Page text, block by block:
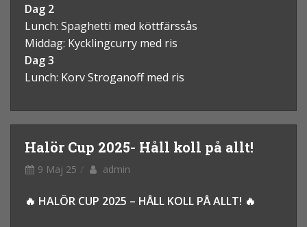
Dag 2
Lunch: Spaghetti med köttfärssås
Middag: Kycklingcurry med ris
Dag 3
Lunch: Korv Stroganoff med ris
Halör Cup 2025- Håll koll på allt!
9 Maj 25 admin
🔥 HALÖR CUP 2025 – HÅLL KOLL PÅALLT! 🔥